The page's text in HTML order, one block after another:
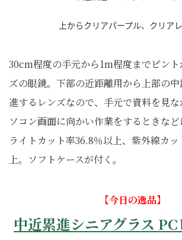
上からクリアパープル、クリア
30cm程度の手元から1m程度までピン
ズの眼鏡。下部の近距離用から上部の
進するレンズなので、手元で資料を見
ソコン画面に向かい作業をするときな
ライトカット率36.8％以上、紫外線カ
上。ソフトケースが付く。
【今日の逸品】
中近累進シニアグラス